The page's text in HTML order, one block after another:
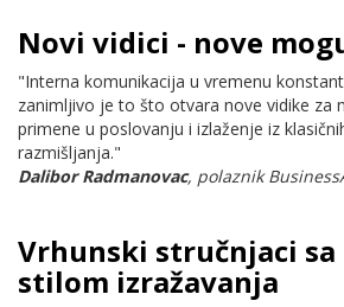
Novi vidici - nove
"Interna komunikacija u vremenu
zanimljivo je to što otvara nove vidike za
primene u poslovanju i izlaženje iz
razmišljanja."
Dalibor Radmanovac, polaznik
Vrhunski stručnjaci
stilom izražavanja